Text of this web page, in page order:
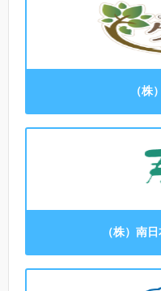
（株
（株）南